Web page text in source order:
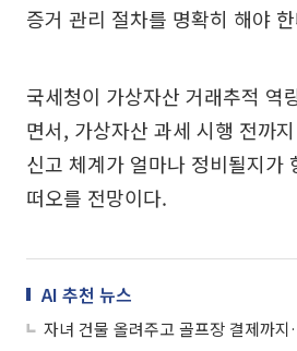
증거 관리 절차를 명확히 해야
국세청이 가상자산 거래추적 역
면서, 가상자산 과세 시행 전까
신고 체계가 얼마나 정비될지가
떠오를 전망이다.
AI 추천 뉴스